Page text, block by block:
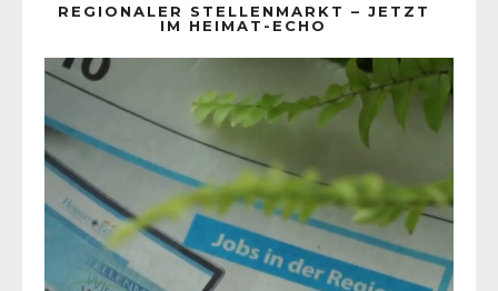
REGIONALER STELLENMARKT – JETZT
IM HEIMAT-ECHO
Player